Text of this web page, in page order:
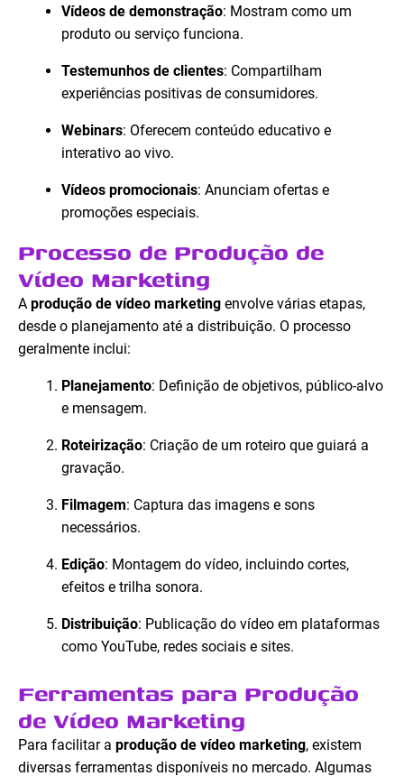
Vídeos de demonstração: Mostram como um
produto ou serviço funciona.
Testemunhos de clientes: Compartilham
experiências positivas de consumidores.
Webinars: Oferecem conteúdo educativo e
interativo ao vivo.
Vídeos promocionais: Anunciam ofertas e
promoções especiais.
Processo de Produção de
Vídeo Marketing
A produção de vídeo marketing envolve várias etapas,
desde o planejamento até a distribuição. O processo
geralmente inclui:
Planejamento: Definição de objetivos, público-alvo
e mensagem.
Roteirização: Criação de um roteiro que guiará a
gravação.
Filmagem: Captura das imagens e sons
necessários.
Edição: Montagem do vídeo, incluindo cortes,
efeitos e trilha sonora.
Distribuição: Publicação do vídeo em plataformas
como YouTube, redes sociais e sites.
Ferramentas para Produção
de Vídeo Marketing
Para facilitar a produção de vídeo marketing, existem
diversas ferramentas disponíveis no mercado. Algumas